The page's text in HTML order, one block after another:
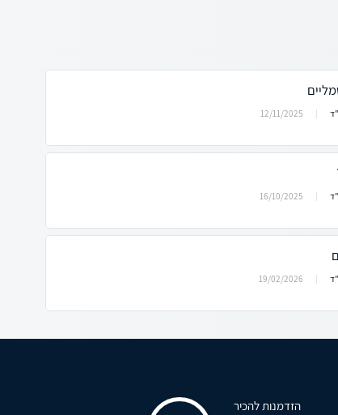
12/11/2025
16/10/2025
19/02/2026
הזדמנות להכיר